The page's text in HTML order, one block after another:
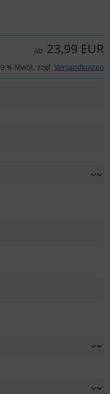
ab 23,99 EUR
% MwSt. zzgl. Versandkosten